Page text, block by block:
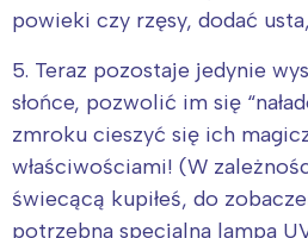
powieki czy rzęsy, dodać
5. Teraz pozostaje jedynie
słońce, pozwolić im się
zmroku cieszyć się ich
właściwościami! (W
świecącą kupiłeś, do
potrzebna specjalna lampa